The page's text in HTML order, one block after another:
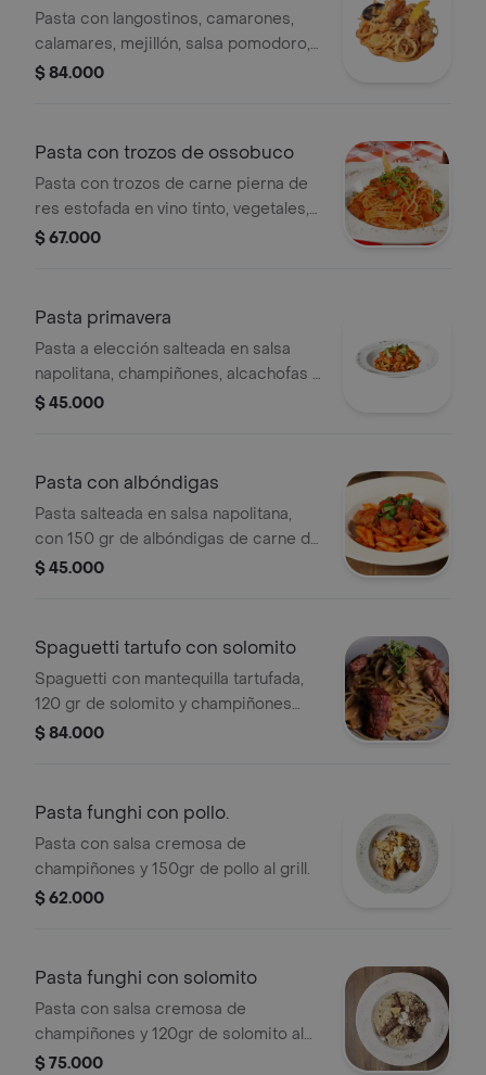
Pasta con langostinos, camarones,
calamares, mejillón, salsa pomodoro,
salsa alfredo y consomé de mariscos.
$ 84.000
Pasta con trozos de ossobuco
Pasta con trozos de carne pierna de
res estofada en vino tinto, vegetales,
aromatizada con finas hierbas y salsa
$ 67.000
Pasta primavera
Pasta a elección salteada en salsa
napolitana, champiñones, alcachofas y
berenjenas.
$ 45.000
Pasta con albóndigas
Pasta salteada en salsa napolitana,
con 150 gr de albóndigas de carne de
res.
$ 45.000
Spaguetti tartufo con solomito
Spaguetti con mantequilla tartufada,
120 gr de solomito y champiñones
tajados.
$ 84.000
Pasta funghi con pollo.
Pasta con salsa cremosa de
champiñones y 150gr de pollo al grill.
$ 62.000
Pasta funghi con solomito
Pasta con salsa cremosa de
champiñones y 120gr de solomito al
grill.
$ 75.000